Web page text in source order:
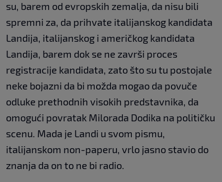
su, barem od evropskih zemalja, da nisu bili
spremni za, da prihvate italijanskog kandidata
Landija, italijanskog i američkog kandidata
Landija, barem dok se ne završi proces
registracije kandidata, zato što su tu postojale
neke bojazni da bi možda mogao da povuče
odluke prethodnih visokih predstavnika, da
omogući povratak Milorada Dodika na političku
scenu. Mada je Landi u svom pismu,
italijanskom non-paperu, vrlo jasno stavio do
znanja da on to ne bi radio.